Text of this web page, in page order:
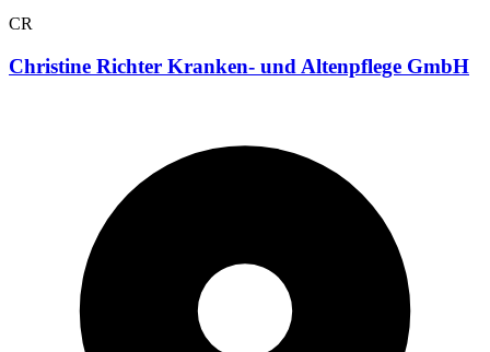
CR
Christine Richter Kranken- und Altenpflege GmbH